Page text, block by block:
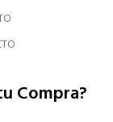
Compra?